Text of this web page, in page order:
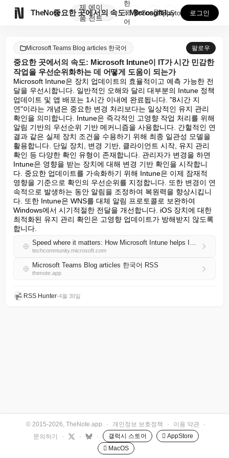
TheNote
제
품
에이
전트
중요한 곳에서의 속도: Microsoft Intune이...
한
국
어
GooglePlay
AppStore 로그인
Microsoft Teams Blog articles 한국어 팔로우
중요한 곳에서의 속도: Microsoft Intune이 IT가 시간 민감한
작업을 우선순위화하는 데 어떻게 도움이 되는가
Microsoft Intune은 장치 업데이트의 효율적이고 예측 가능한 전
달을 우선시합니다. 일반적인 오해와 달리 대부분의 Intune 정책
업데이트 및 앱 배포는 1시간 이내에 완료됩니다. "8시간 지
연"이라는 개념은 중요한 변경 처리보다는 일상적인 유지 관리
확인을 의미합니다. Intune은 즉각적인 고영향 작업 처리를 위해
알림 기반의 우선순위 기반 메커니즘을 사용합니다. 간헐적인 연
결과 같은 실제 장치 조건을 수용하기 위해 최종 일관성 모델을
활용합니다. 단일 장치, 변경 기반, 클라이언트 시작, 유지 관리
확인 등 다양한 확인 유형이 존재합니다. 관리자가 변경을 하면
Intune은 영향을 받는 장치에 대해 변경 기반 확인을 시작합니
다. 중요한 업데이트를 가속화하기 위해 Intune은 이제 잠재적
영향을 기준으로 확인의 우선순위를 지정합니다. 또한 변경이 연
속적으로 발생하는 동안 알림을 조정하여 복원력을 향상시킵니
다. 또한 Intune은 WNS를 대체 알림 프로토콜로 보완하여
Windows에서 시기적절한 전달을 개선합니다. iOS 장치에 대한
최적화된 유지 관리 확인은 고영향 업데이트가 방해받지 않도록
합니다.
Speed where it matters: How Microsoft Intune helps IT prioritize time-sensitive actions
techcommunity.microsoft.com
Microsoft Teams Blog articles 한국어 RSS
thenote.app
RSS Hunter•4월 30일
© 2015-2026, TheNote.app · 개인정보 보호정책 · 이용 약관
·
문의하기
· · · 갤럭시 스토어
 AppStore
 MacOS